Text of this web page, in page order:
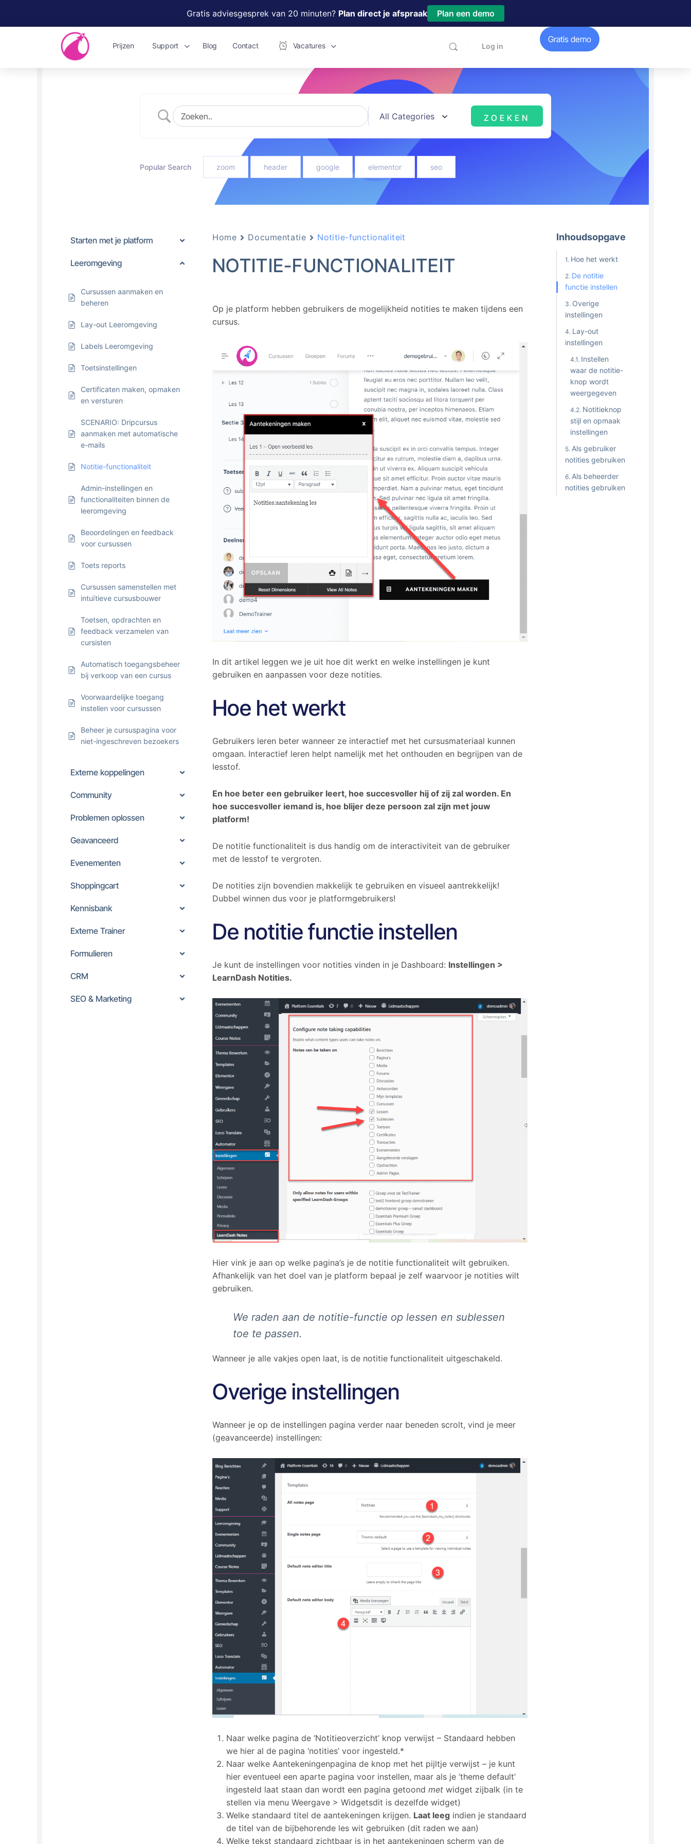
Gratis adviesgesprek van 20 minuten? Plan direct je afspraak Plan een demo
Prijzen Support Blog Contact Vacatures Log in
Gratis demo
Popular Search zoom header google elementor seo
Starten met je platform
Leeromgeving
Cursussen aanmaken en
beheren
Lay-out Leeromgeving
Labels Leeromgeving
Toetsinstellingen
Certificaten maken, opmaken
en versturen
SCENARIO: Dripcursus
aanmaken met automatische
e-mails
Notitie-functionaliteit
Admin-instellingen en
functionaliteiten binnen de
leeromgeving
Beoordelingen en feedback
voor cursussen
Toets reports
Cursussen samenstellen met
intuïtieve cursusbouwer
Toetsen, opdrachten en
feedback verzamelen van
cursisten
Automatisch toegangsbeheer
bij verkoop van een cursus
Voorwaardelijke toegang
instellen voor cursussen
Beheer je cursuspagina voor
niet-ingeschreven bezoekers
Externe koppelingen
Community
Problemen oplossen
Geavanceerd
Evenementen
Shoppingcart
Kennisbank
Externe Trainer
Formulieren
CRM
SEO & Marketing
Home Documentatie Notitie-functionaliteit
NOTITIE-FUNCTIONALITEIT
Op je platform hebben gebruikers de mogelijkheid notities te maken tijdens een
cursus.
In dit artikel leggen we je uit hoe dit werkt en welke instellingen je kunt
gebruiken en aanpassen voor deze notities.
Hoe het werkt
Gebruikers leren beter wanneer ze interactief met het cursusmateriaal kunnen
omgaan. Interactief leren helpt namelijk met het onthouden en begrijpen van de
lesstof.
En hoe beter een gebruiker leert, hoe succesvoller hij of zij zal worden. En
hoe succesvoller iemand is, hoe blijer deze persoon zal zijn met jouw
platform!
De notitie functionaliteit is dus handig om de interactiviteit van de gebruiker
met de lesstof te vergroten.
De notities zijn bovendien makkelijk te gebruiken en visueel aantrekkelijk!
Dubbel winnen dus voor je platformgebruikers!
De notitie functie instellen
Je kunt de instellingen voor notities vinden in je Dashboard: Instellingen >
LearnDash Notities.
Hier vink je aan op welke pagina’s je de notitie functionaliteit wilt gebruiken.
Afhankelijk van het doel van je platform bepaal je zelf waarvoor je notities wilt
gebruiken.
We raden aan de notitie-functie op lessen en sublessen
toe te passen.
Wanneer je alle vakjes open laat, is de notitie functionaliteit uitgeschakeld.
Overige instellingen
Wanneer je op de instellingen pagina verder naar beneden scrolt, vind je meer
(geavanceerde) instellingen:
Naar welke pagina de ‘Notitieoverzicht’ knop verwijst – Standaard hebben
we hier al de pagina ‘notities’ voor ingesteld.*
Naar welke Aantekeningenpagina de knop met het pijltje verwijst – je kunt
hier eventueel een aparte pagina voor instellen, maar als je ‘theme default’
ingesteld laat staan dan wordt een pagina getoondmetwidget zijbalk (in te
stellen via menu Weergave > Widgetsdit is dezelfde widget)
Welke standaard titel de aantekeningen krijgen. Laat leeg indien je standaard
de titel van de bijbehorende les wit gebruiken (dit raden we aan)
Welke tekst standaard zichtbaar is in het aantekeningen scherm van de
Inhoudsopgave
Hoe het werkt
De notitie
functie instellen
Overige
instellingen
Lay-out
instellingen
Instellen
waar de notitie-
knop wordt
weergegeven
Notitieknop
stijl en opmaak
instellingen
Als gebruiker
notities gebruiken
Als beheerder
notities gebruiken